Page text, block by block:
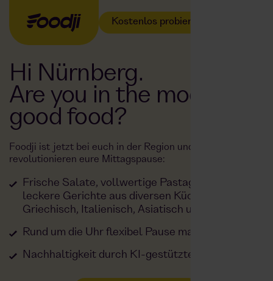
Kostenlos probieren
Hi Nürnberg.
Are you in the mood for
good food?
Foodji ist jetzt bei euch in der Region und wir
revolutionieren eure Mittagspause:
Frische Salate, vollwertige Pastagerichte und
leckere Gerichte aus diversen Küchen:
Griechisch, Italienisch, Asiatisch und viele mehr.
Rund um die Uhr flexibel Pause machen
Nachhaltigkeit durch KI-gestützte Planung